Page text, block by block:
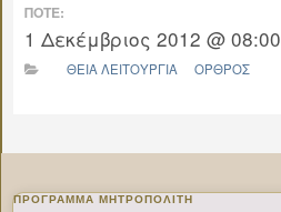
ΠΌΤΕ:
1 Δεκέμβριος 2012 @
ΘΕΙΑ ΛΕΙΤΟΥΡΓΙΑ ΟΡΘΡΟΣ
ΠΡΌΓΡΑΜΜΑ ΜΗΤΡΟΠΟΛΊΤΗ